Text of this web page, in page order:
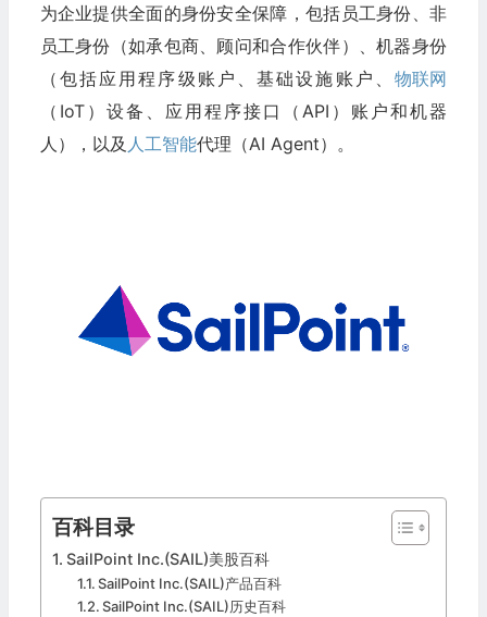
为企业提供全面的身份安全保障，包括员工身份、非
员工身份（如承包商、顾问和合作伙伴）、机器身份
（包括应用程序级账户、基础设施账户、 物联网
（IoT）设备、应用程序接口（API）账户和机器
人），以及 人工智能代理（AI Agent）。
百科目录
SailPoint Inc.(SAIL)美股百科
SailPoint Inc.(SAIL)产品百科
SailPoint Inc.(SAIL)历史百科